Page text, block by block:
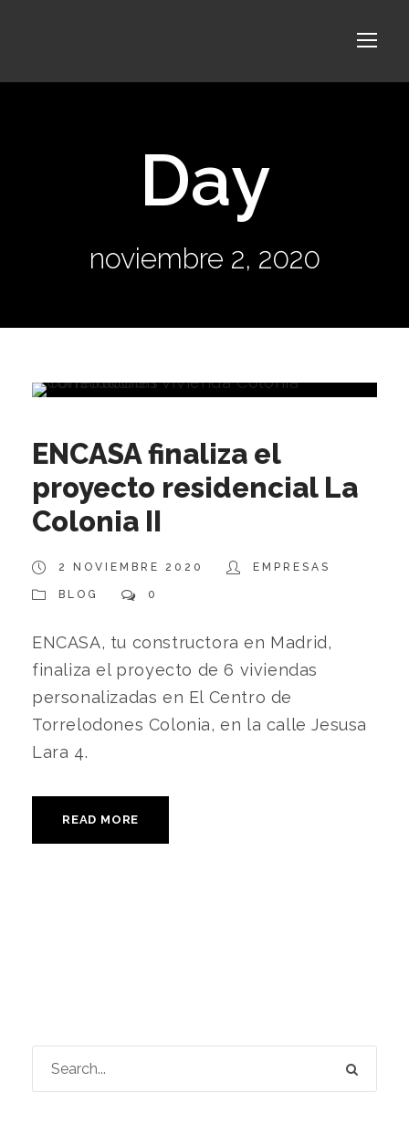
Day
noviembre 2, 2020
ENCASA finaliza el
proyecto residencial La
Colonia II
2 NOVIEMBRE 2020 EMPRESAS
BLOG 0
ENCASA, tu constructora en Madrid,
finaliza el proyecto de 6 viviendas
personalizadas en El Centro de
Torrelodones Colonia, en la calle Jesusa
Lara 4.
READ MORE